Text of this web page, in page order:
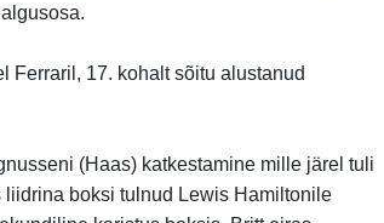
Ferraril, 17. kohalt sõitu alustanud
(Haas) katkestamine mille järel tuli
boksi tulnud Lewis Hamiltonile